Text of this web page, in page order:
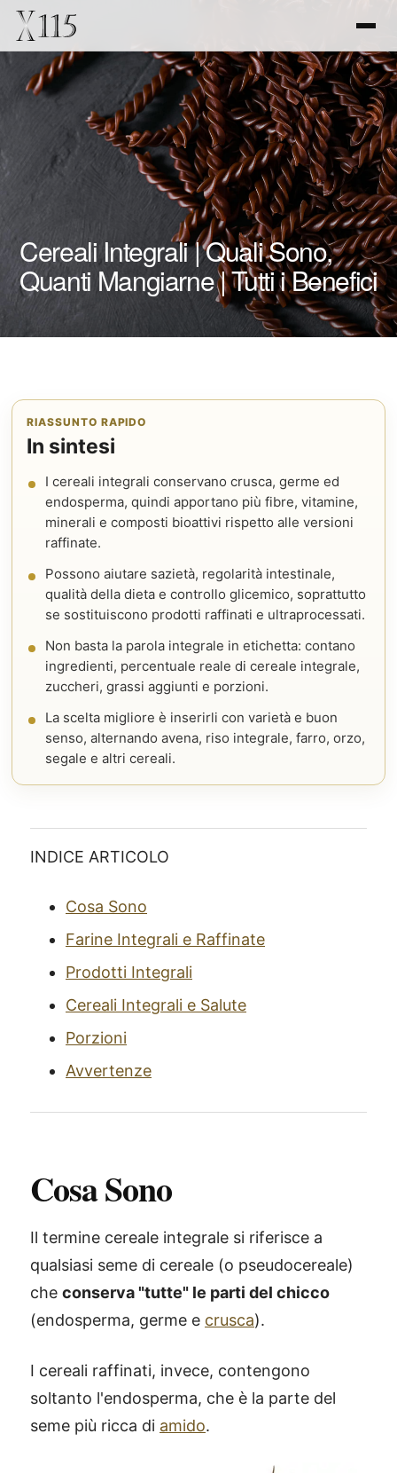
Cereali Integrali | Quali Sono,
Quanti Mangiarne | Tutti i Benefici
RIASSUNTO RAPIDO
In sintesi
I cereali integrali conservano crusca, germe ed
endosperma, quindi apportano più fibre, vitamine,
minerali e composti bioattivi rispetto alle versioni
raffinate.
Possono aiutare sazietà, regolarità intestinale,
qualità della dieta e controllo glicemico, soprattutto
se sostituiscono prodotti raffinati e ultraprocessati.
Non basta la parola integrale in etichetta: contano
ingredienti, percentuale reale di cereale integrale,
zuccheri, grassi aggiunti e porzioni.
La scelta migliore è inserirli con varietà e buon
senso, alternando avena, riso integrale, farro, orzo,
segale e altri cereali.
INDICE ARTICOLO
Cosa Sono
Farine Integrali e Raffinate
Prodotti Integrali
Cereali Integrali e Salute
Porzioni
Avvertenze
Cosa Sono
Il termine cereale integrale si riferisce a
qualsiasi seme di cereale (o pseudocereale)
che conserva "tutte" le parti del chicco
(endosperma, germe e crusca).
I cereali raffinati, invece, contengono
soltanto l'endosperma, che è la parte del
seme più ricca di amido.